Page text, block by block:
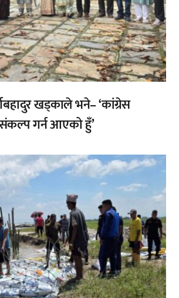
खड्काले भने– ‘कांग्रेस
गर्न आएको हुँ’